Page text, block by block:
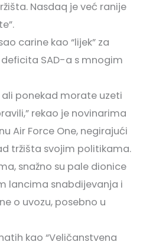
Nasdaq je već ranije
carine kao “lijek” za
SAD-a s mnogim
ali ponekad morate uzeti
rekao je novinarima
Air Force One, negirajući
tržišta svojim politikama.
snažno su pale dionice
lancima snabdijevanja i
o uvozu, posebno u
kao “Veličanstvena